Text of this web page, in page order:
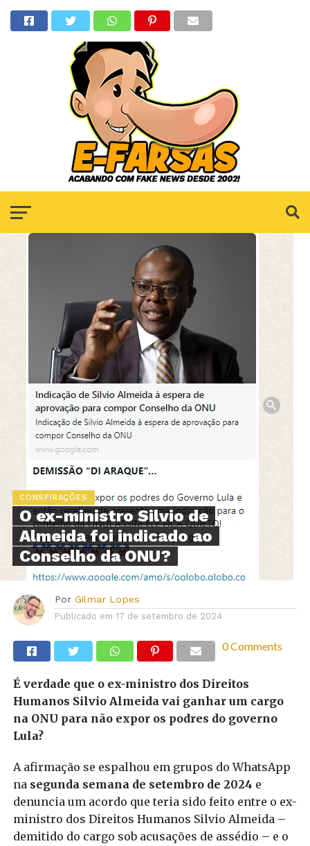
CONSPIRAÇÕES
O ex-ministro Silvio de
Almeida foi indicado ao
Conselho da ONU?
Por Gilmar Lopes
Publicado em 17 de setembro de 2024
0 Comments
É verdade que o ex-ministro dos Direitos
Humanos Silvio Almeida vai ganhar um cargo
na ONU para não expor os podres do governo
Lula?
A afirmação se espalhou em grupos do WhatsApp
na segunda semana de setembro de 2024 e
denuncia um acordo que teria sido feito entre o ex-
ministro dos Direitos Humanos Silvio Almeida –
demitido do cargo sob acusações de assédio – e o